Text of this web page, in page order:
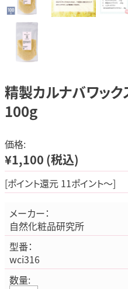
精製カルナバワッ
100g
価格:
¥1,100 (税込)
[ポイント還元 11ポイント～]
メーカー：
自然化粧品研究所
型番：
wci316
数量: